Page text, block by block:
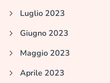
Luglio 2023
Giugno 2023
Maggio 2023
Aprile 2023